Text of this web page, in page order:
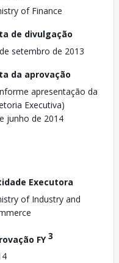
of Finance
de divulgação
setembro de 2013
da aprovação
apresentação da
Executiva)
junho de 2014
Executora
of Industry and
FY3